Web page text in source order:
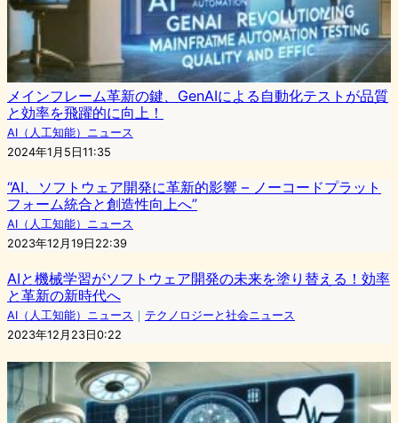
メインフレーム革新の鍵、GenAIによる自動化テストが品質
と効率を飛躍的に向上！
AI（人工知能）ニュース
2024年1月5日11:35
“AI、ソフトウェア開発に革新的影響 – ノーコードプラット
フォーム統合と創造性向上へ”
AI（人工知能）ニュース
2023年12月19日22:39
AIと機械学習がソフトウェア開発の未来を塗り替える！効率
と革新の新時代へ
AI（人工知能）ニュース ｜ テクノロジーと社会ニュース
2023年12月23日0:22